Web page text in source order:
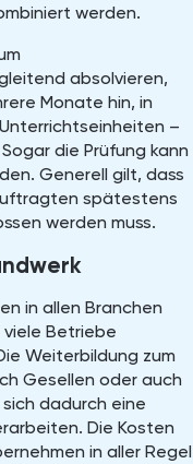
werden.
absolvieren,
Monate hin, in
–
die Prüfung kann
Generell gilt, dass
spätestens
werden muss.
in allen Branchen
Betriebe
Weiterbildung zum
Gesellen oder auch
dadurch eine
Die Kosten
in aller Regel